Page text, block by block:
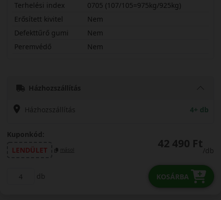
Terhelési index
0705 (107/105=975kg/925kg)
Erősített kivitel
Nem
Defekttűrő gumi
Nem
Peremvédő
Nem
Házhozszállítás
Házhozszállítás 4+ db
Kuponkód:
LENDÜLET
másol 42 490 Ft
/db
db KOSÁRBA